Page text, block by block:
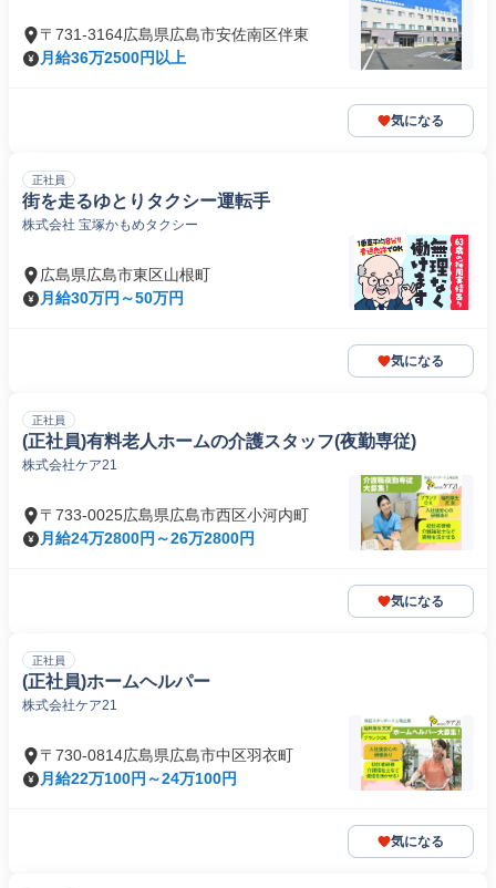
〒731-3164広島県広島市安佐南区伴東
月給36万2500円以上
気になる
正社員
街を走るゆとりタクシー運転手
株式会社 宝塚かもめタクシー
広島県広島市東区山根町
月給30万円～50万円
気になる
正社員
(正社員)有料老人ホームの介護スタッフ(夜勤専従)
株式会社ケア21
〒733-0025広島県広島市西区小河内町
月給24万2800円～26万2800円
気になる
正社員
(正社員)ホームヘルパー
株式会社ケア21
〒730-0814広島県広島市中区羽衣町
月給22万100円～24万100円
気になる